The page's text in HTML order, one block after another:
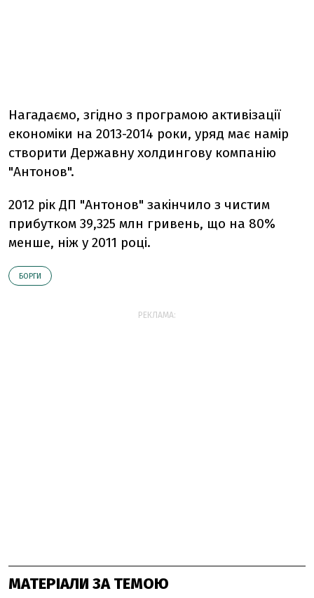
Нагадаємо, згідно з програмою активізації
економіки на 2013-2014 роки, уряд має намір
створити Державну холдингову компанію
"Антонов".
2012 рік ДП "Антонов" закінчило з чистим
прибутком 39,325 млн гривень, що на 80%
менше, ніж у 2011 році.
БОРГИ
РЕКЛАМА:
МАТЕРІАЛИ ЗА ТЕМОЮ